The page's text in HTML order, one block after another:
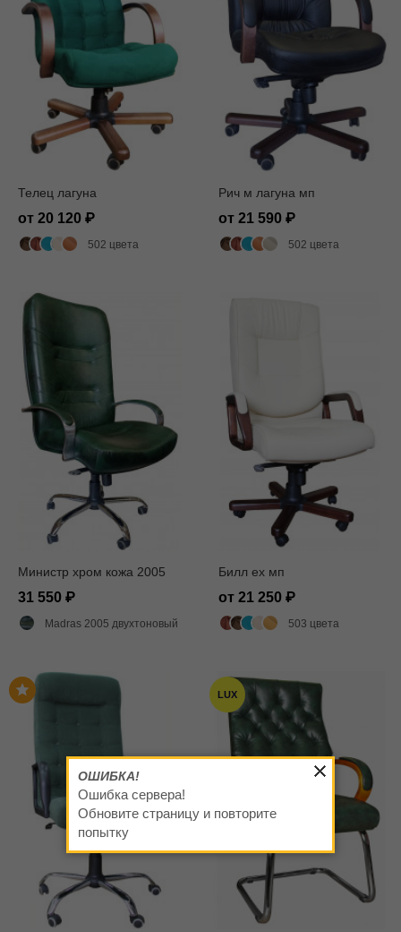
Телец лагуна
от 20 120
502 цвета
Рич м лагуна мп
от 21 590
502 цвета
Министр хром кожа 2005
31 550
Madras 2005 двухтоновый глянец
Билл ех мп
от 21 250
503 цвета
LUX
ОШИБКА!
Ошибка сервера!
Обновите страницу и повторите
попытку